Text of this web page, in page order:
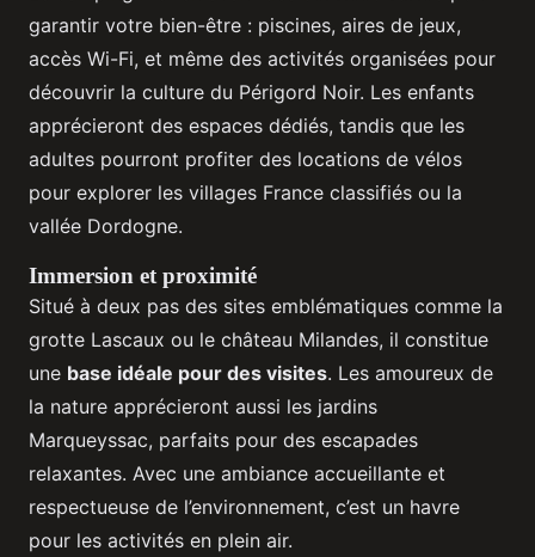
garantir votre bien-être : piscines, aires de jeux,
accès Wi-Fi, et même des activités organisées pour
découvrir la culture du Périgord Noir. Les enfants
apprécieront des espaces dédiés, tandis que les
adultes pourront profiter des locations de vélos
pour explorer les villages France classifiés ou la
vallée Dordogne.
Immersion et proximité
Situé à deux pas des sites emblématiques comme la
grotte Lascaux ou le château Milandes, il constitue
une base idéale pour des visites. Les amoureux de
la nature apprécieront aussi les jardins
Marqueyssac, parfaits pour des escapades
relaxantes. Avec une ambiance accueillante et
respectueuse de l’environnement, c’est un havre
pour les activités en plein air.